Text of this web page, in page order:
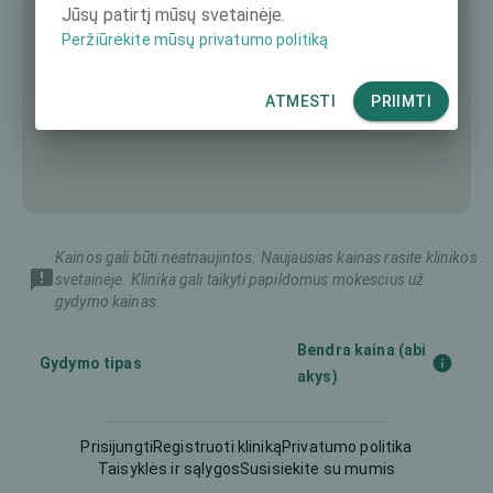
Kainos gali būti neatnaujintos. Naujausias kainas rasite klinikos
svetainėje. Klinika gali taikyti papildomus mokescius už
gydymo kainas.
Gydymo tipas
Bendra kaina (abi
akys)
Diagnostika 175 €
PrisijungtiRegistruoti klinikąPrivatumo politika
Taisyklės ir sąlygosSusisiekite su mumis
Jūsų patirtį mūsų svetainėje.
Peržiūrėkite mūsų privatumo politiką
ATMESTI PRIIMTI